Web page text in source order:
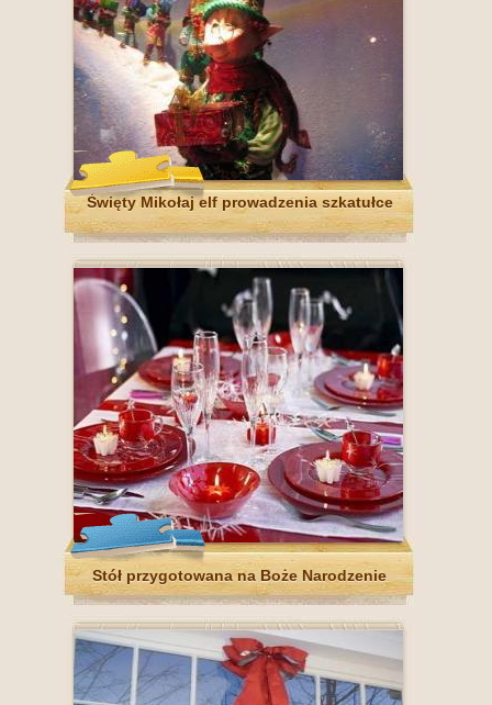
Święty Mikołaj elf prowadzenia szkatułce
Stół przygotowana na Boże Narodzenie